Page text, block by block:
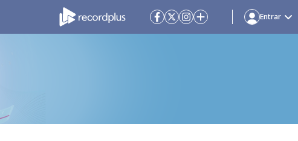
Entrar